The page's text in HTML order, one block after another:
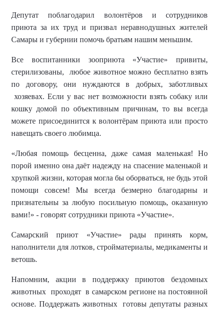
Депутатпоблагодарил волонтёров и сотрудников
приюта за их труд и призвал неравнодушных жителей
Самары и губернии помочь братьям нашим меньшим.
Все воспитанники зооприюта «Участие» привиты,
стерилизованы, любое животное можно бесплатно взять
по договору, они нуждаются в добрых, заботливых
хозяевах. Если у вас нет возможности взять собаку или
кошку домой по объективным причинам, то вы всегда
можете присоединится к волонтёрам приюта или просто
навещать своего любимца.
«Любая помощь бесценна, даже самая маленькая! Но
порой именно она даёт надежду на спасение маленькой и
хрупкой жизни, которая могла бы оборваться, не будь этой
помощи совсем!
Мы всегда безмерно благодарны и
признательны за любую посильную помощь, оказанную
вами!» - говорят сотрудники приюта «Участие».
Самарский приют «Участие»рады принять корм,
наполнители для лотков, стройматериалы, медикаменты и
ветошь.
Напомним, акции в поддержку приютов бездомных
животных проходят в самарском регионе на постоянной
основе. Поддержать животных
готовы депутаты разных